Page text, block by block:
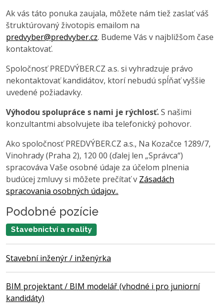
Ak vás táto ponuka zaujala, môžete nám tiež zaslať váš
štruktúrovaný životopis emailom na
predvyber@predvyber.cz. Budeme Vás v najbližšom čase
kontaktovať.
Spoločnosť PREDVÝBER.CZ a.s. si vyhradzuje právo
nekontaktovať kandidátov, ktorí nebudú spĺňať vyššie
uvedené požiadavky.
Výhodou spolupráce s nami je rýchlosť.S našimi
konzultantmi absolvujete iba telefonický pohovor.
Ako spoločnosť PREDVÝBER.CZ a.s., Na Kozačce 1289/7,
Vinohrady (Praha 2), 120 00 (ďalej len „Správca“)
spracováva Vaše osobné údaje za účelom plnenia
budúcej zmluvy si môžete prečítať v Zásadách
spracovania osobných údajov..
Podobné pozície
Stavebnictví a reality
Stavební inženýr / inženýrka
BIM projektant / BIM modelář (vhodné i pro juniorní
kandidáty)